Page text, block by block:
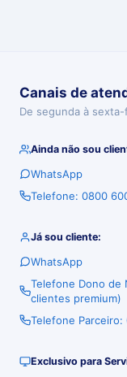
Canais de
De segunda à
Ainda não sou
WhatsApp
Telefone: 0800
Já sou cliente:
WhatsApp
Telefone Dono de
clientes premium)
Telefone Parceiro:
Exclusivo para